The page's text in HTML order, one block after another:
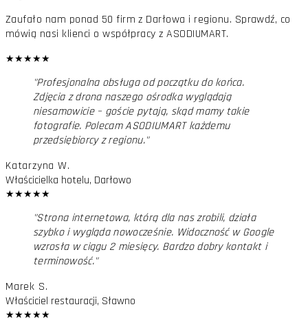
Zaufało nam ponad 50 firm z Darłowa i regionu. Sprawdź, co
mówią nasi klienci o współpracy z ASODIUMART.
★★★★★
"Profesjonalna obsługa od początku do końca.
Zdjęcia z drona naszego ośrodka wyglądają
niesamowicie – goście pytają, skąd mamy takie
fotografie. Polecam ASODIUMART każdemu
przedsiębiorcy z regionu."
Katarzyna W.
Właścicielka hotelu, Darłowo
★★★★★
"Strona internetowa, którą dla nas zrobili, działa
szybko i wygląda nowocześnie. Widoczność w Google
wzrosła w ciągu 2 miesięcy. Bardzo dobry kontakt i
terminowość."
Marek S.
Właściciel restauracji, Sławno
★★★★★